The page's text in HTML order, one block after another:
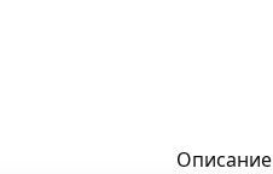
Описание